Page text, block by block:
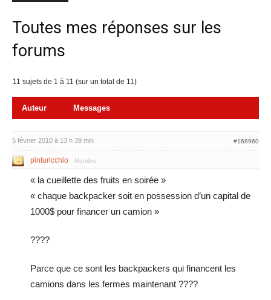
Toutes mes réponses sur les
forums
11 sujets de 1 à 11 (sur un total de 11)
Auteur Messages
5 février 2010 à 13 h 39 min #168960
pinturicchio Membre
« la cueillette des fruits en soirée »
« chaque backpacker soit en possession d’un capital de
1000$ pour financer un camion »
????
Parce que ce sont les backpackers qui financent les
camions dans les fermes maintenant ????